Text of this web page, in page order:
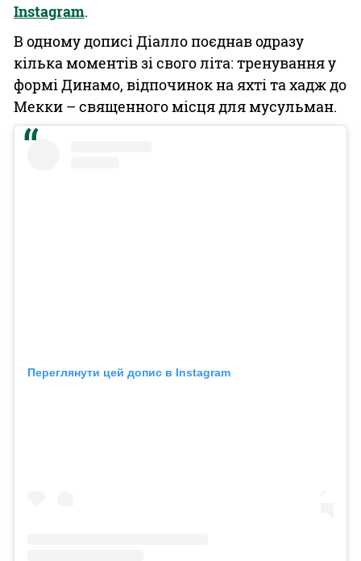
Instagram.
В одному дописі Діалло поєднав одразу
кілька моментів зі свого літа: тренування у
формі Динамо, відпочинок на яхті та хадж до
Мекки – священного місця для мусульман.
Переглянути цей допис в Instagram